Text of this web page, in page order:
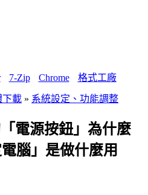
7-Zip Chrome 格式工廠
下載 » 系統設定、功能調整
電源按鈕」為什麼
腦」是做什麼用